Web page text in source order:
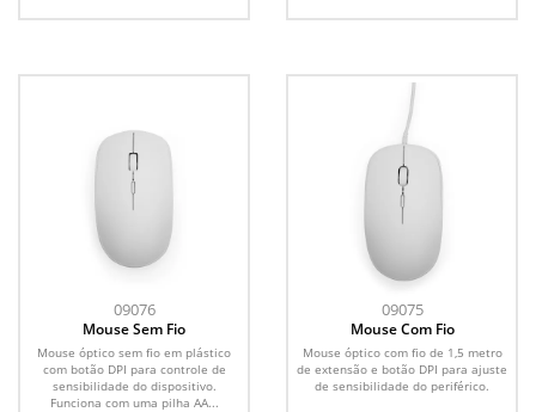
09076
Mouse Sem Fio
Mouse óptico sem fio em plástico
com botão DPI para controle de
sensibilidade do dispositivo.
Funciona com uma pilha AA...
09075
Mouse Com Fio
Mouse óptico com fio de 1,5 metro
de extensão e botão DPI para ajuste
de sensibilidade do periférico.